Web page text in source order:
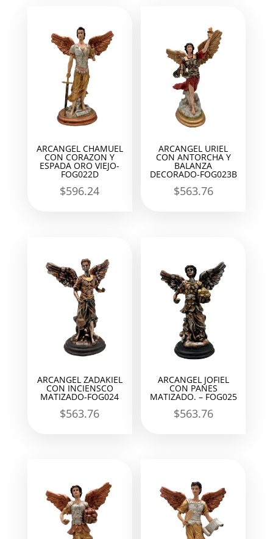
ARCANGEL CHAMUEL
CON CORAZON Y
ESPADA ORO VIEJO-
FOG022D
$596.24
ARCANGEL URIEL
CON ANTORCHA Y
BALANZA
DECORADO-FOG023B
$563.76
ARCANGEL ZADAKIEL
CON INCIENSCO
MATIZADO-FOG024
$563.76
ARCANGEL JOFIEL
CON PANES
MATIZADO. – FOG025
$563.76